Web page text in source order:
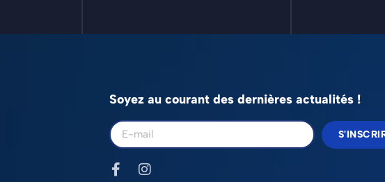
Soyez au courant des dernières actualités !